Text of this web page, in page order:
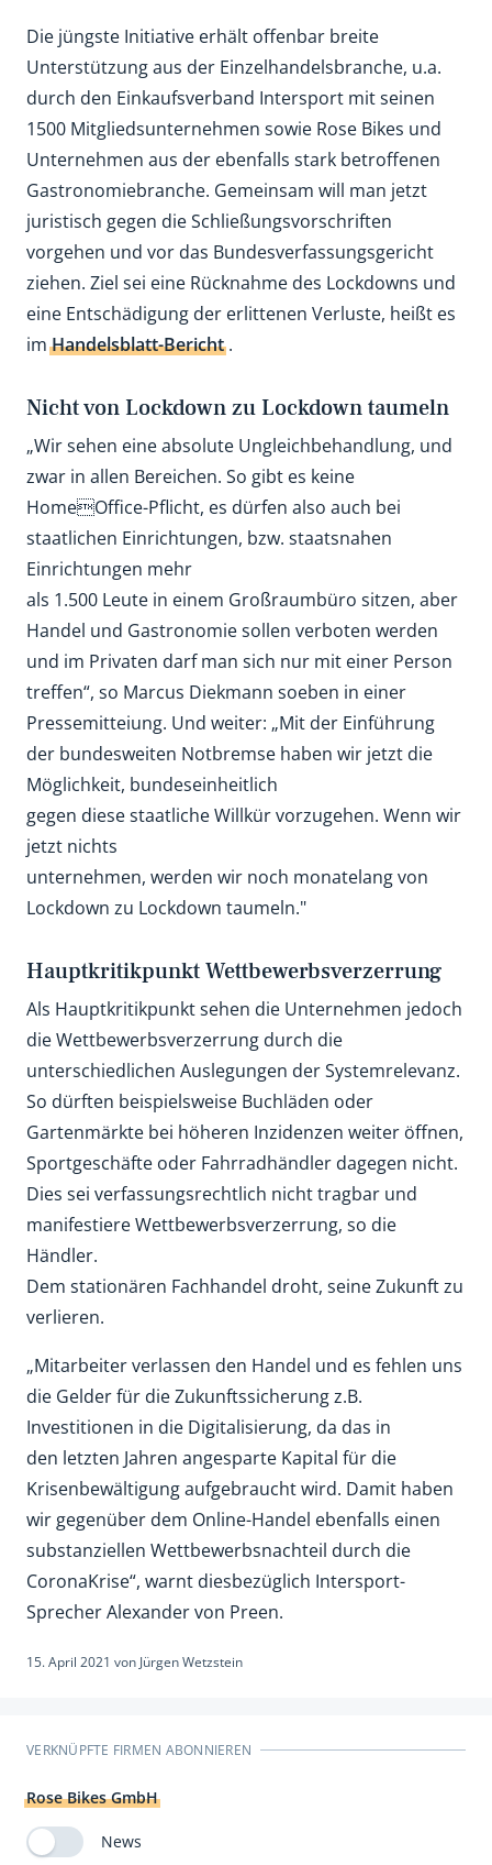
Die jüngste Initiative erhält offenbar breite
Unterstützung aus der Einzelhandelsbranche, u.a.
durch den Einkaufsverband Intersport mit seinen
1500 Mitgliedsunternehmen sowie Rose Bikes und
Unternehmen aus der ebenfalls stark betroffenen
Gastronomiebranche. Gemeinsam will man jetzt
juristisch gegen die Schließungsvorschriften
vorgehen und vor das Bundesverfassungsgericht
ziehen. Ziel sei eine Rücknahme des Lockdowns und
eine Entschädigung der erlittenen Verluste, heißt es
imHandelsblatt-Bericht.
Nicht von Lockdown zu Lockdown taumeln
„Wir sehen eine absolute Ungleichbehandlung, und
zwar in allen Bereichen. So gibt es keine
HomeOffice-Pflicht, es dürfen also auch bei
staatlichen Einrichtungen, bzw. staatsnahen
Einrichtungen mehr
als 1.500 Leute in einem Großraumbüro sitzen, aber
Handel und Gastronomie sollen verboten werden
und im Privaten darf man sich nur mit einer Person
treffen“, so Marcus Diekmann soeben in einer
Pressemitteiung. Und weiter: „Mit der Einführung
der bundesweiten Notbremse haben wir jetzt die
Möglichkeit, bundeseinheitlich
gegen diese staatliche Willkür vorzugehen. Wenn wir
jetzt nichts
unternehmen, werden wir noch monatelang von
Lockdown zu Lockdown taumeln."
Hauptkritikpunkt Wettbewerbsverzerrung
Als Hauptkritikpunkt sehen die Unternehmen jedoch
die Wettbewerbsverzerrung durch die
unterschiedlichen Auslegungen der Systemrelevanz.
So dürften beispielsweise Buchläden oder
Gartenmärkte bei höheren Inzidenzen weiter öffnen,
Sportgeschäfte oder Fahrradhändler dagegen nicht.
Dies sei verfassungsrechtlich nicht tragbar und
manifestiere Wettbewerbsverzerrung, so die
Händler.
Dem stationären Fachhandel droht, seine Zukunft zu
verlieren.
„Mitarbeiter verlassen den Handel und es fehlen uns
die Gelder für die Zukunftssicherung z.B.
Investitionen in die Digitalisierung, da das in
den letzten Jahren angesparte Kapital für die
Krisenbewältigung aufgebraucht wird. Damit haben
wir gegenüber dem Online-Handel ebenfalls einen
substanziellen Wettbewerbsnachteil durch die
CoronaKrise“, warnt diesbezüglich Intersport-
Sprecher Alexander von Preen.
15. April 2021 von Jürgen Wetzstein
VERKNÜPFTE FIRMEN ABONNIEREN
Rose Bikes GmbH
News